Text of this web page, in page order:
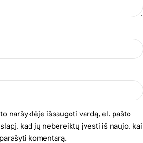
naršyklėje išsaugoti vardą, el. pašto
kad jų nebereiktų įvesti iš naujo, kai
komentarą.